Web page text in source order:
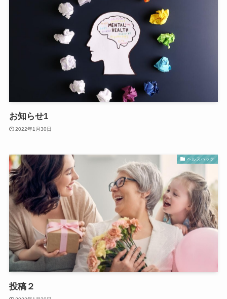
お知らせ1
2022年1月30日
ヘルスハック
投稿２